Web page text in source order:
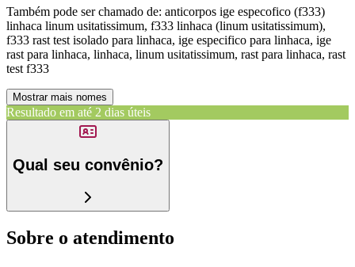
Também pode ser chamado de: anticorpos ige especofico (f333)
linhaca linum usitatissimum, f333 linhaca (linum usitatissimum),
f333 rast test isolado para linhaca, ige especifico para linhaca, ige
rast para linhaca, linhaca, linum usitatissimum, rast para linhaca, rast
test f333
Mostrar mais nomes
Resultado em até 2 dias úteis
Qual seu convênio?
Sobre o atendimento